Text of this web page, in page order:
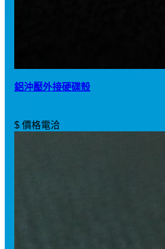
鋁沖壓外接硬碟殼
$ 價格電洽